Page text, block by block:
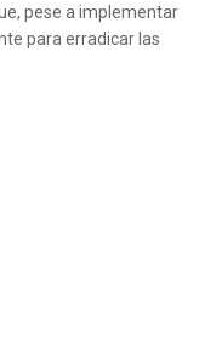
pese a implementar
para erradicar las